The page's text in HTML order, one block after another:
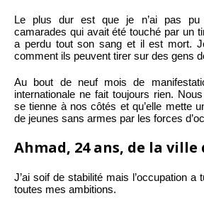
Le plus dur est que je n’ai pas
camarades qui avait été touché par un
a perdu tout son sang et il est mort.
comment ils peuvent tirer sur des gens
Au bout de neuf mois de
internationale ne fait toujours rien.
se tienne à nos côtés et qu’elle mette
de jeunes sans armes par les forces
Ahmad, 24 ans, de la ville
J’ai soif de stabilité mais l’occupation
toutes mes ambitions.